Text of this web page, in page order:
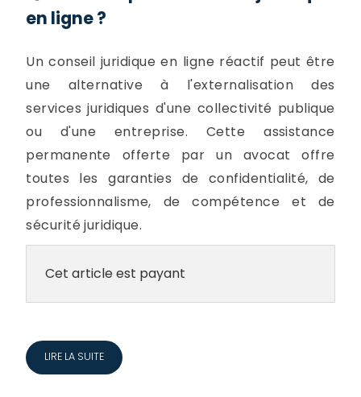
en ligne ?
Un conseil juridique en ligne réactif peut être
une alternative à l'externalisation des
services juridiques d'une collectivité publique
ou d'une entreprise. Cette assistance
permanente offerte par un avocat offre
toutes les garanties de confidentialité, de
professionnalisme, de compétence et de
sécurité juridique.
Cet article est payant
LIRE LA SUITE